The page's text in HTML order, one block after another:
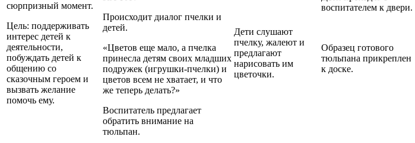
сюрпризный момент.
Цель: поддерживать
интерес детей к
деятельности,
побуждать детей к
общению со
сказочным героем и
вызвать желание
помочь ему.
Происходит диалог пчелки и
детей.
«Цветов еще мало, а пчелка
принесла детям своих младших
подружек (игрушки-пчелки) и
цветов всем не хватает, и что
же теперь делать?»
Воспитатель предлагает
обратить внимание на
тюльпан.
Дети слушают
пчелку, жалеют и
предлагают
нарисовать им
цветочки.
воспитателем к двери.
Образец готового
тюльпана прикреплен
к доске.